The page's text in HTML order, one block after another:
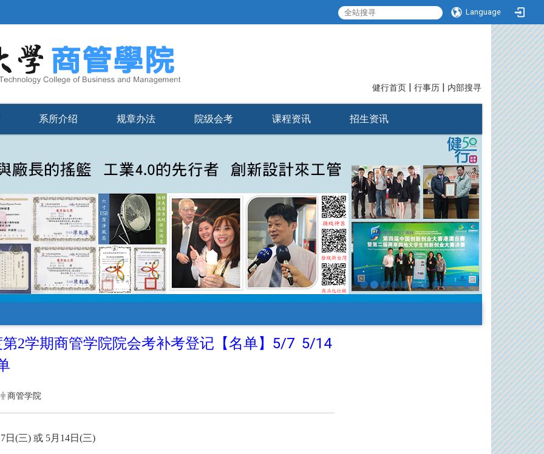
Language
健行首页 | 行事历 | 内部搜寻
系所介绍 规章办法 院级会考 课程资讯 招生资讯
第2学期商管学院院会考补考登记 【名单】5/7 5/14
商管学院
日(三) 或 5月14日(三)